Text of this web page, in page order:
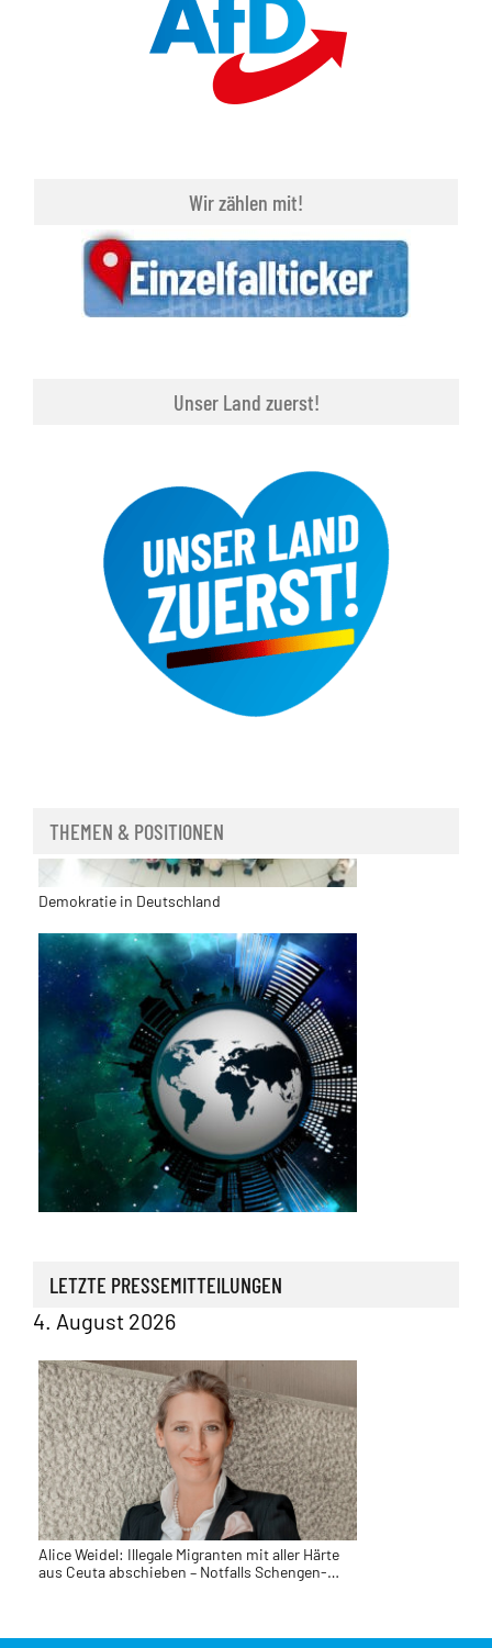
Wir zählen mit!
Unser Land zuerst!
THEMEN & POSITIONEN
Demokratie in Deutschland
Außenpolitik | Sicherheit
Euro | Finanzen | EU
LETZTE PRESSEMITTEILUNGEN
4. August 2026
Alice Weidel: Illegale Migranten mit aller Härte
aus Ceuta abschieben – Notfalls Schengen-
Raum aussetzen
31. Juli 2026